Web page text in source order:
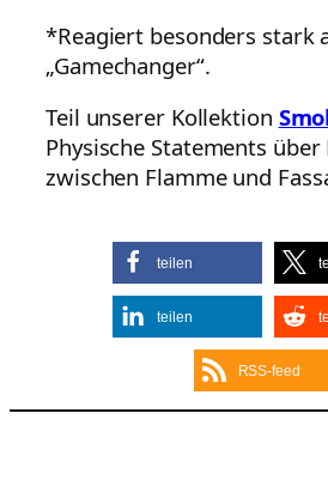
*Reagiert besonders stark
„Gamechanger“.
Teil unserer Kollektion
Physische Statements
zwischen Flamme und
teilen
teilen
RSS-feed